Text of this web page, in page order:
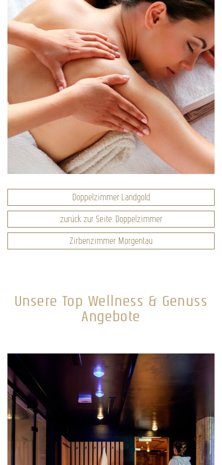
Doppelzimmer Landgold
zurück zur Seite: Doppelzimmer
Zirbenzimmer Morgentau
Unsere Top Wellness & Genuss
Angebote